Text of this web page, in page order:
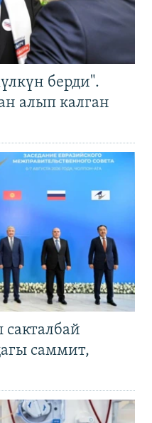
берди".
алып калган
саммит,